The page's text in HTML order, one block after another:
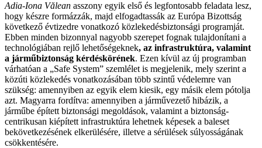
Adia-Iona Vălean asszony egyik első és legfontosabb feladata lesz,
hogy készre formázzák, majd elfogadtassák az Európa Bizottság
következő évtizedre vonatkozó közlekedésbiztonsági programját.
Ebben minden bizonnyal nagyobb szerepet fognak tulajdonítani a
technológiában rejlő lehetőségeknek, az infrastruktúra, valamint
a járműbiztonság kérdéskörének. Ezen kívül az új programban
várhatóan a „Safe System” szemlélet is megjelenik, mely szerint a
közúti közlekedés vonatkozásában több szintű védelemre van
szükség: amennyiben az egyik elem kiesik, egy másik elem pótolja
azt. Magyarra fordítva: amennyiben a járművezető hibázik, a
járműbe épített biztonsági megoldások, valamint a biztonság-
centrikusan kiépített infrastruktúra lehetnek képesek a baleset
bekövetkezésének elkerülésére, illetve a sérülések súlyosságának
csökkentésére.